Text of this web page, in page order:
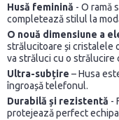
Husă feminină - O ramă
completează stilul la
O nouă dimensiune a
strălucitoare și cristalele
va străluci cu o strălucire
Ultra-subțire – Husa
îngroașă telefonul.
Durabilă și rezistentă -
protejează perfect